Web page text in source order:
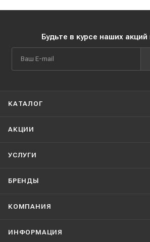
Будьте в курсе наших
КАТАЛОГ
АКЦИИ
УСЛУГИ
БРЕНДЫ
КОМПАНИЯ
ИНФОРМАЦИЯ